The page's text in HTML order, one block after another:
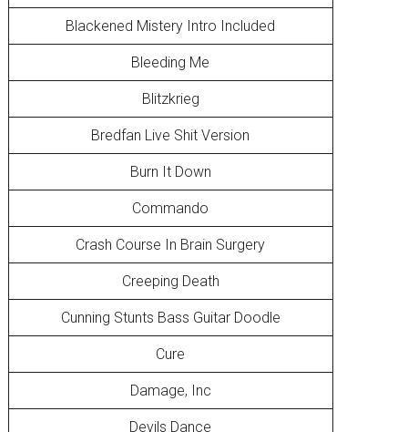
Blackened Mistery Intro Included
Bleeding Me
Blitzkrieg
Bredfan Live Shit Version
Burn It Down
Commando
Crash Course In Brain Surgery
Creeping Death
Cunning Stunts Bass Guitar Doodle
Cure
Damage, Inc
Devils Dance